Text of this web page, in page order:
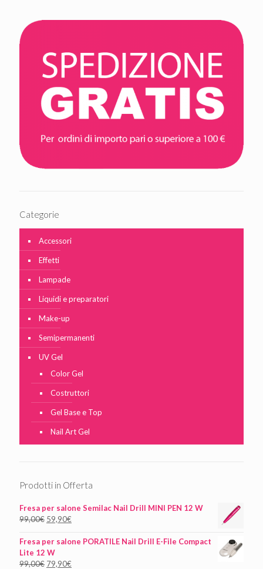
Categorie
Accessori
Effetti
Lampade
Liquidi e preparatori
Make-up
Semipermanenti
UV Gel
Color Gel
Costruttori
Gel Base e Top
Nail Art Gel
Prodotti in Offerta
Fresa per salone Semilac Nail Drill MINI PEN 12 W
99,00€ 59,90€
Fresa per salone PORATILE Nail Drill E-File Compact
Lite 12 W
99,00€ 79,90€